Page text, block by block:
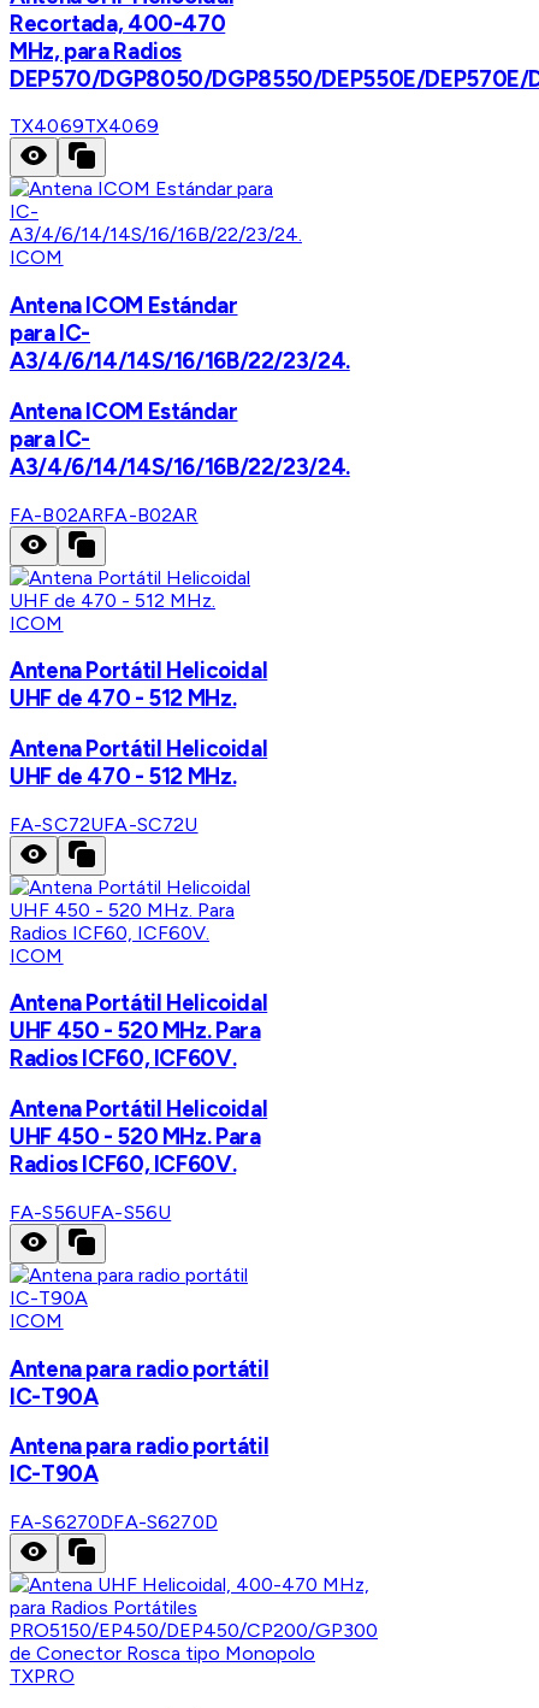
Recortada, 400-470
MHz, para Radios
DEP570/DGP8050/DGP8550/DEP550E/DEP570E/
TX4069TX4069
ICOM
Antena ICOM Estándar
para IC-
A3/4/6/14/14S/16/16B/22/23/24.
Antena ICOM Estándar
para IC-
A3/4/6/14/14S/16/16B/22/23/24.
FA-B02ARFA-B02AR
ICOM
Antena Portátil Helicoidal
UHF de 470 - 512 MHz.
Antena Portátil Helicoidal
UHF de 470 - 512 MHz.
FA-SC72UFA-SC72U
ICOM
Antena Portátil Helicoidal
UHF 450 - 520 MHz. Para
Radios ICF60, ICF60V.
Antena Portátil Helicoidal
UHF 450 - 520 MHz. Para
Radios ICF60, ICF60V.
FA-S56UFA-S56U
ICOM
Antena para radio portátil
IC-T90A
Antena para radio portátil
IC-T90A
FA-S6270DFA-S6270D
TXPRO